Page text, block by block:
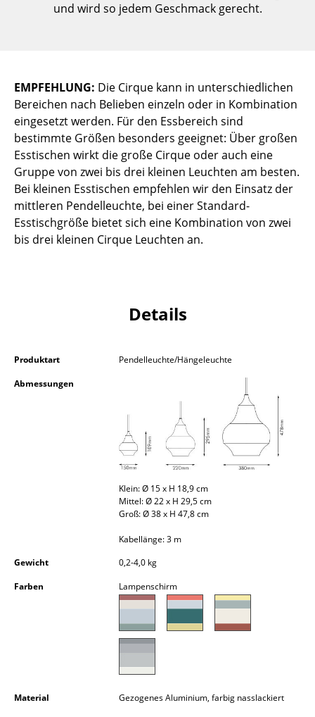
Beistell- & Rollcontainer
Kleinaufbewahrung
Einzelteile
... alle Aufbewahrungsmöbel
Licht
Hängeleuchten & Deckenleuchten
Tischleuchten
Wandleuchten
Outdoor-Leuchten
Stapelbetten
Kinderbetten
und wird so jedem Geschmack gerecht.
EMPFEHLUNG: Die Cirque kann in unterschiedlichen
Bereichen nach Belieben einzeln oder in Kombination
eingesetzt werden. Für den Essbereich sind
bestimmte Größen besonders geeignet: Über großen
Esstischen wirkt die große Cirque oder auch eine
Gruppe von zwei bis drei kleinen Leuchten am besten.
Bei kleinen Esstischen empfehlen wir den Einsatz der
mittleren Pendelleuchte, bei einer Standard-
Esstischgröße bietet sich eine Kombination von zwei
bis drei kleinen Cirque Leuchten an.
Details
Produktart
Pendelleuchte/Hängeleuchte
Abmessungen
Klein: Ø 15 x H 18,9 cm
Mittel: Ø 22 x H 29,5 cm
Groß: Ø 38 x H 47,8 cm
Kabellänge: 3 m
Gewicht
0,2-4,0 kg
Farben
Lampenschirm
Material
Gezogenes Aluminium, farbig nasslackiert